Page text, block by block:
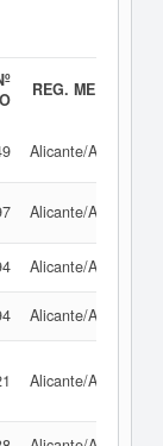
REG. MERC.
Alicante/Alacant
Alicante/Alacant
Alicante/Alacant
Alicante/Alacant
Alicante/Alacant